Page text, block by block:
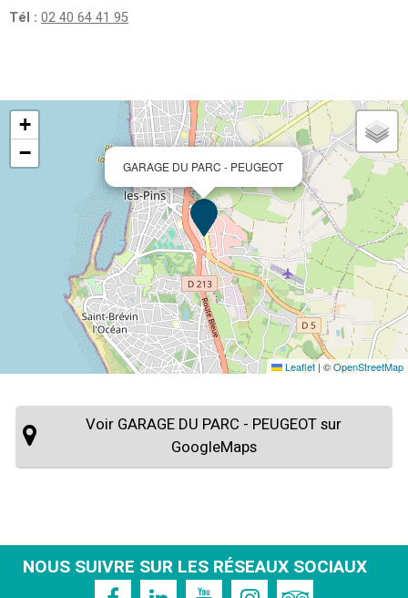
Tél : 02 40 64 41 95
GARAGE DU PARC - PEUGEOT
+
−
Leaflet | ©OpenStreetMap
Voir GARAGE DU PARC - PEUGEOT sur
GoogleMaps
NOUS SUIVRE SUR LES RÉSEAUX SOCIAUX